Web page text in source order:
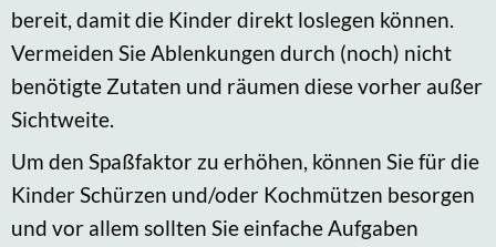
bereit, damit die Kinder direkt loslegen können.
Vermeiden Sie Ablenkungen durch (noch) nicht
benötigte Zutaten und räumen diese vorher außer
Sichtweite.
Um den Spaßfaktor zu erhöhen, können Sie für die
Kinder Schürzen und/oder Kochmützen besorgen
und vor allem sollten Sie einfache Aufgaben